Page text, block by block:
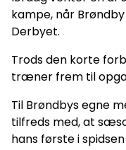
kampe, når
Derbyet.
Trods den korte
træner frem til
Til Brøndbys egne
tilfreds med, at
hans første i